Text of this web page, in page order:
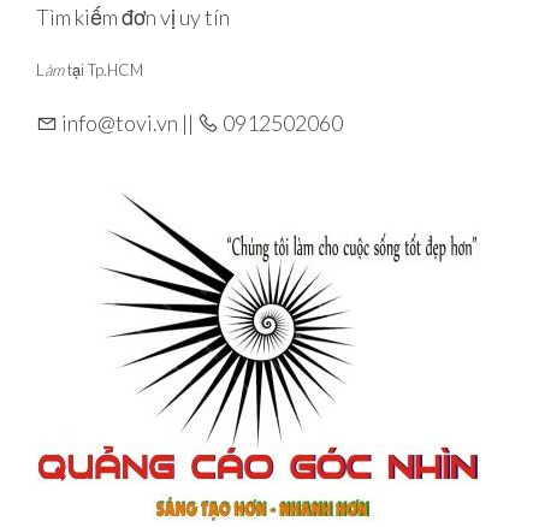
Skip
content
Tìm kiếm đơn vị uy tín
L àmtại Tp.HCM
info@tovi.vn || 0912502060